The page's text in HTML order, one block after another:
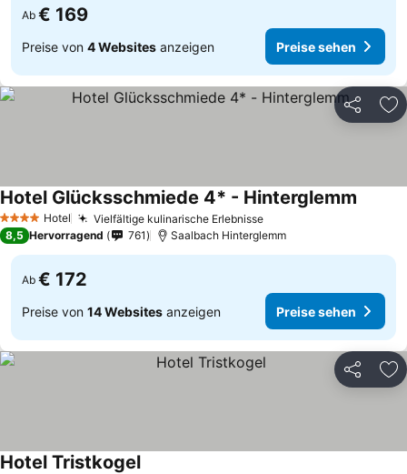
Ab € 169
Preise von 4 Websites anzeigen Preise sehen
Teilen
4 Sterne Hotel Vielfältige kulinarische Erlebnisse
Hotel Glücksschmiede 4* - Hinterglemm
8,5 Hervorragend 761 Saalbach Hinterglemm
Ab € 172
Preise von 14 Websites anzeigen Preise sehen
Teilen
Hotel Tristkogel